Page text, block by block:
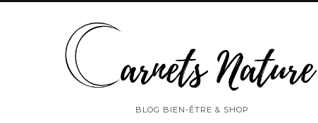
BLOG BIEN-ÊTRE & SHOP